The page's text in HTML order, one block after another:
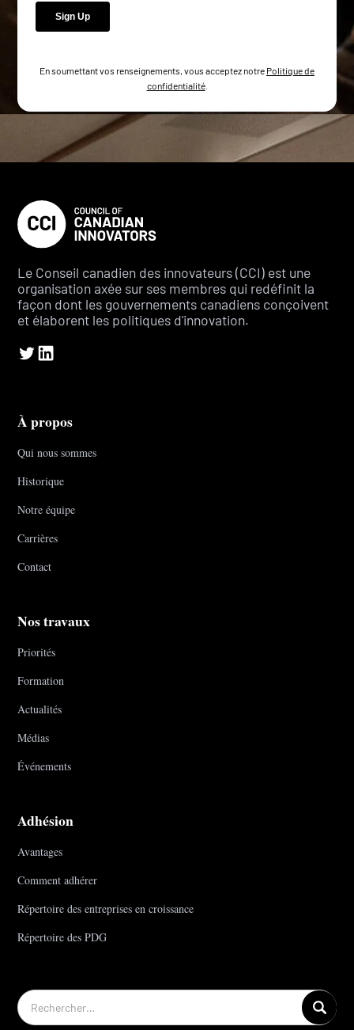
En soumettant vos renseignements, vous acceptez notre Politique de
confidentialité.
Le Conseil canadien des innovateurs (CCI) est une
organisation axée sur ses membres qui redéfinit la
façon dont les gouvernements canadiens conçoivent
et élaborent les politiques d'innovation.
À propos
Qui nous sommes
Historique
Notre équipe
Carrières
Contact
Nos travaux
Priorités
Formation
Actualités
Médias
Événements
Adhésion
Avantages
Comment adhérer
Répertoire des entreprises en croissance
Répertoire des PDG